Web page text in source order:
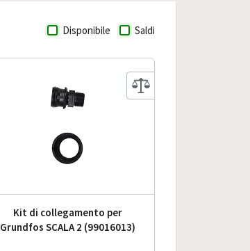
Disponibile Saldi
Kit di collegamento per
Grundfos SCALA 2 (99016013)